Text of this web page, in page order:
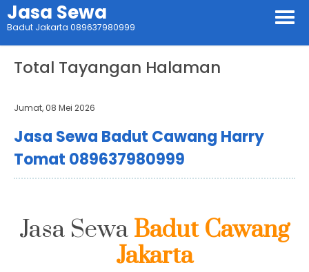
Jasa Sewa
Badut Jakarta 089637980999
Total Tayangan Halaman
Jumat, 08 Mei 2026
Jasa Sewa Badut Cawang Harry
Tomat 089637980999
Jasa Sewa Badut Cawang
Jakarta